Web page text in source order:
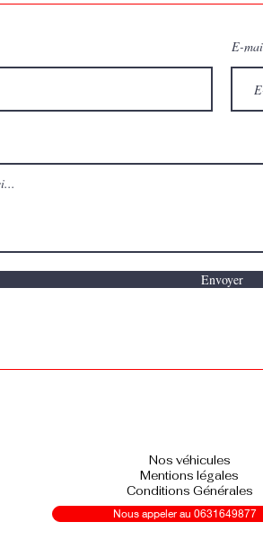
E-
Envoyer
Nous appeler au 0631649877
Nos véhicules
Mentions légales
Conditions Générales